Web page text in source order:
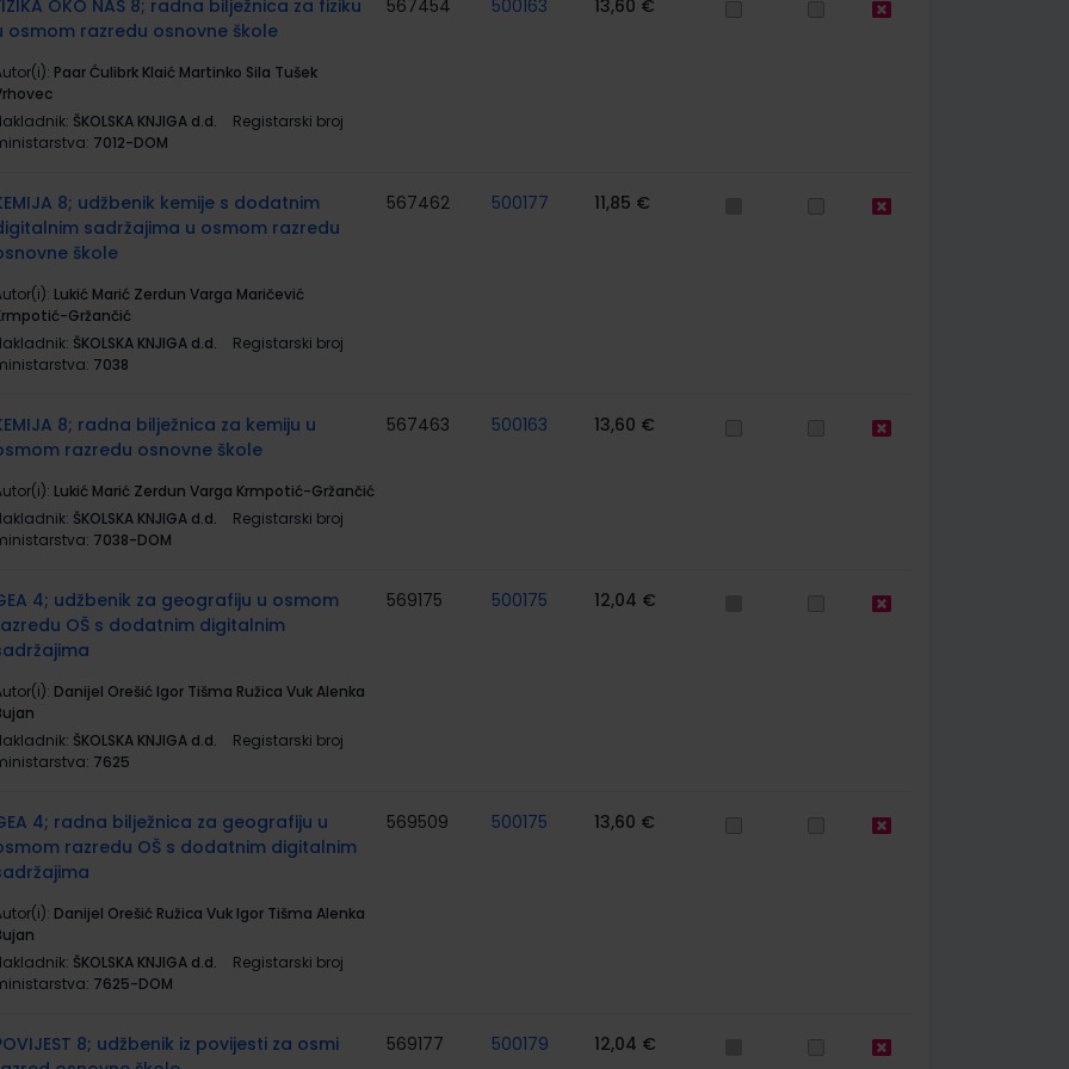
OKO NAS 8; radna bilježnica za fiziku
osmom razredu osnovne škole
Paar Ćulibrk Klaić Martinko Sila Tušek
ŠKOLSKA KNJIGA d.d.
Registarski broj
7012-DOM
567454 500163 13,60 €
8; udžbenik kemije s dodatnim
sadržajima u osmom razredu
škole
Lukić Marić Zerdun Varga Maričević
Gržančić
ŠKOLSKA KNJIGA d.d.
Registarski broj
7038
567462 500177 11,85 €
8; radna bilježnica za kemiju u
razredu osnovne škole
Lukić Marić Zerdun Varga Krmpotić-Gržančić
ŠKOLSKA KNJIGA d.d.
Registarski broj
7038-DOM
567463 500163 13,60 €
4; udžbenik za geografiju u osmom
OŠ s dodatnim digitalnim
Danijel Orešić Igor Tišma Ružica Vuk Alenka
ŠKOLSKA KNJIGA d.d.
Registarski broj
7625
569175 500175 12,04 €
4; radna bilježnica za geografiju u
razredu OŠ s dodatnim digitalnim
Danijel Orešić Ružica Vuk Igor Tišma Alenka
ŠKOLSKA KNJIGA d.d.
Registarski broj
7625-DOM
569509 500175 13,60 €
8; udžbenik iz povijesti za osmi
569177 500179 12,04 €